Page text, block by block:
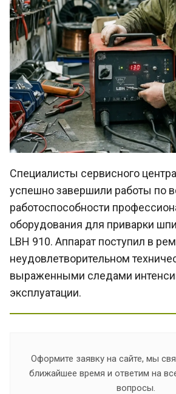
Специалисты сервисного
успешно завершили работы по
работоспособности
оборудования для приварки
LBH 910. Аппарат поступил в
неудовлетворительном
выраженными следами
эксплуатации.
Оформите заявку на сайте, мы
ближайшее время и ответим на
вопросы.